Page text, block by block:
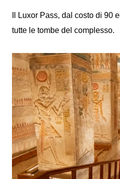
Il Luxor Pass, dal costo di 90
tutte le tombe del complesso.